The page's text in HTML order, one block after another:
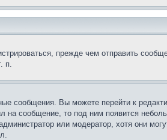
прежде чем отправить
п.
сообщения. Вы можете перейти к
на сообщение, то под ним появится
или модератор, хотя они